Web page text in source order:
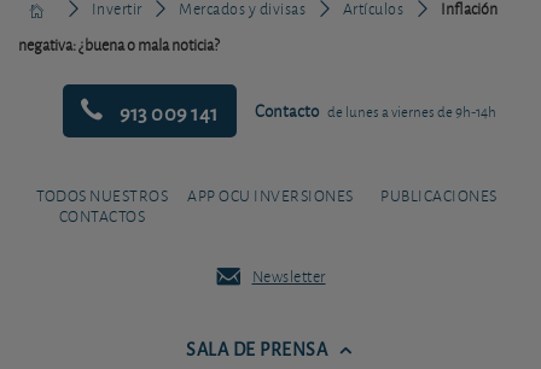
Invertir Mercados y divisas Artículos
Inflación
negativa: ¿buena o mala noticia?
913 009 141 Contacto de lunes a viernes de 9h-14h
TODOS NUESTROS
CONTACTOS
APP OCU INVERSIONES PUBLICACIONES
Newsletter
SALA DE PRENSA